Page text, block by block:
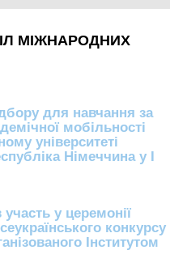
МІЖНАРОДНИХ
для навчання за
мобільності
університеті
Німеччина у І
у церемонії
конкурсу
Інститутом